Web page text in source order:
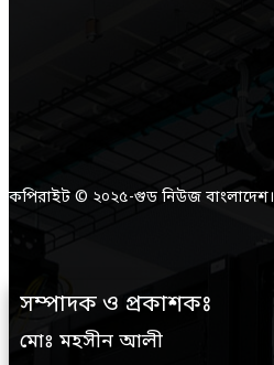
কপিরাইট © ২০২৫-গুড নিউজ বাংলাদেশ।
সম্পাদক ও প্রকাশকঃ
মোঃ মহসীন আলী